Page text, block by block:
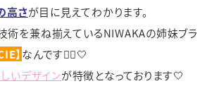
高さが目に見えてわかります。
術を兼ね揃えているNIWAKAの姉妹ブラ
】 なんです💁‍♀️🤍
いデザインが特徴となっております🤍